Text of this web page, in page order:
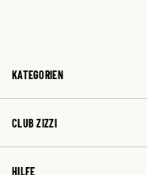
KATEGORIEN
CLUB ZIZZI
HILFE